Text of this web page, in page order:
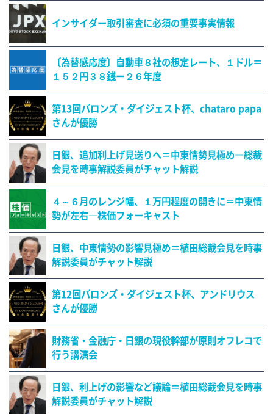
インサイダー取引審査に必須の重要事実情報
〔為替感応度〕自動車８社の想定レート、１ドル＝
１５２円３８銭ー２６年度
第13回バロンズ・ダイジェスト杯、chataro papa
さんが優勝
日銀、追加利上げ見送りへ＝中東情勢見極め―総裁
会見を時事解説委員がチャット解説
４～６月のレンジ幅、１万円程度の開きに＝中東情
勢が左右―株価フォーキャスト
日銀、中東情勢の影響見極め＝植田総裁会見を時事
解説委員がチャット解説
第12回バロンズ・ダイジェスト杯、アンドリウス
さんが優勝
財務省・金融庁・日銀の現役幹部が原則オフレコで
行う講演会
日銀、利上げの影響など議論＝植田総裁会見を時事
解説委員がチャット解説